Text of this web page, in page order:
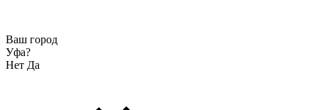
Ваш город
Уфа?
Нет Да